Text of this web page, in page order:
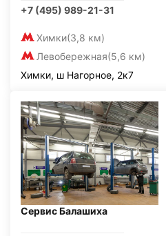
+7 (495) 989-21-31
Химки(3,8 км)
Левобережная(5,6 км)
Химки, ш Нагорное, 2к7
Сервис Балашиха